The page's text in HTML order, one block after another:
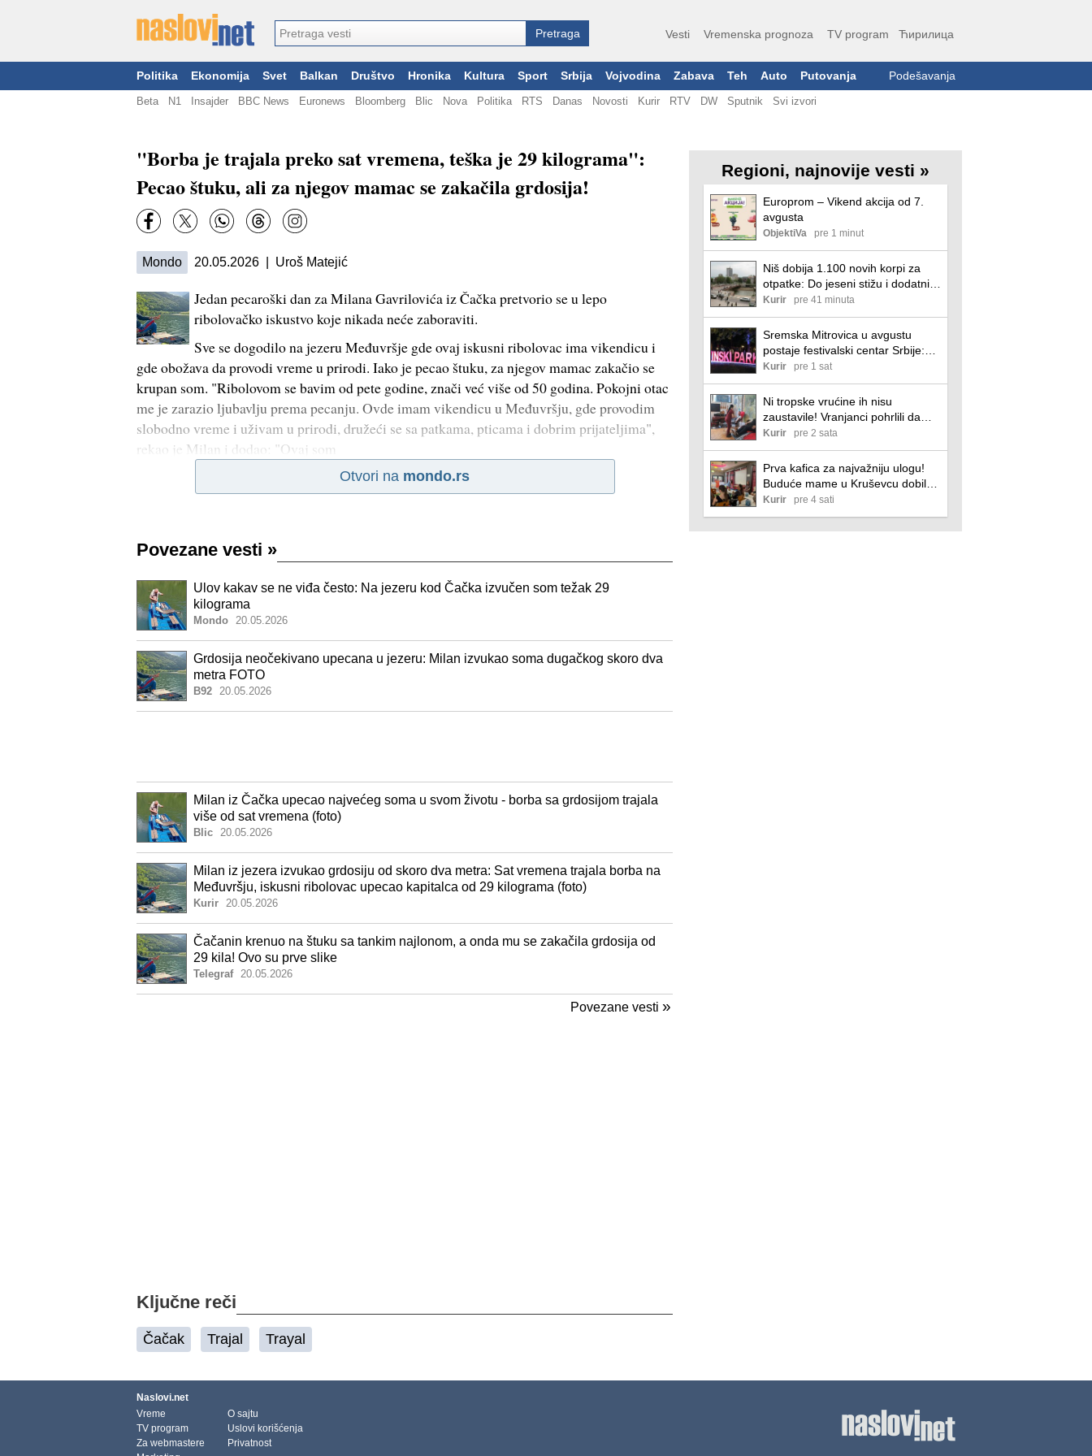
Vesti Vremenska prognoza TV program Ћирилица
Politika Ekonomija Svet Balkan Društvo Hronika Kultura Sport Srbija Vojvodina Zabava Teh Auto Putovanja Podešavanja
Beta N1 Insajder BBC News Euronews Bloomberg Blic Nova Politika RTS Danas Novosti Kurir RTV DW Sputnik Svi izvori
"Borba je trajala preko sat vremena, teška je 29 kilograma":
Pecao štuku, ali za njegov mamac se zakačila grdosija!
Mondo 20.05.2026 | Uroš Matejić
Jedan pecaroški dan za Milana Gavrilovića iz Čačka pretvorio se u lepo
ribolovačko iskustvo koje nikada neće zaboraviti.
Sve se dogodilo na jezeru Međuvršje gde ovaj iskusni ribolovac ima vikendicu i
gde obožava da provodi vreme u prirodi. Iako je pecao štuku, za njegov mamac zakačio se
krupan som. "Ribolovom se bavim od pete godine, znači već više od 50 godina. Pokojni otac
me je zarazio ljubavlju prema pecanju. Ovde imam vikendicu u Međuvršju, gde provodim
slobodno vreme i uživam u prirodi, družeći se sa patkama, pticama i dobrim prijateljima",
rekao je Milan i dodao: "Ovaj som
Otvori na mondo.rs
Povezane vesti »
Ulov kakav se ne viđa često: Na jezeru kod Čačka izvučen som težak 29
kilograma
Mondo 20.05.2026
Grdosija neočekivano upecana u jezeru: Milan izvukao soma dugačkog skoro dva
metra FOTO
B92 20.05.2026
Milan iz Čačka upecao najvećeg soma u svom životu - borba sa grdosijom trajala
više od sat vremena (foto)
Blic 20.05.2026
Milan iz jezera izvukao grdosiju od skoro dva metra: Sat vremena trajala borba na
Međuvršju, iskusni ribolovac upecao kapitalca od 29 kilograma (foto)
Kurir 20.05.2026
Čačanin krenuo na štuku sa tankim najlonom, a onda mu se zakačila grdosija od
29 kila! Ovo su prve slike
Telegraf 20.05.2026
Povezane vesti »
Ključne reči
Čačak Trajal Trayal
Regioni, najnovije vesti »
Europrom – Vikend akcija od 7.
avgusta
ObjektiVa pre 1 minut
Niš dobija 1.100 novih korpi za
otpatke: Do jeseni stižu i dodatni
podzemni kontejneri
Kurir pre 41 minuta
Sremska Mitrovica u avgustu
postaje festivalski centar Srbije:
četiri velike manifestacije očekuju
desetine hiljada posetilaca
Kurir pre 1 sat
Ni tropske vrućine ih nisu
zaustavile! Vranjanci pohrlili da
daju krv, među davaocima žene i
muškarci svih generacija
Kurir pre 2 sata
Prva kafica za najvažniju ulogu!
Buduće mame u Kruševcu dobile
dragocene savete patronažnih
sestara (foto)
Kurir pre 4 sati
Naslovi.net
Vreme
TV program
Za webmastere
O sajtu
Uslovi korišćenja
Privatnost